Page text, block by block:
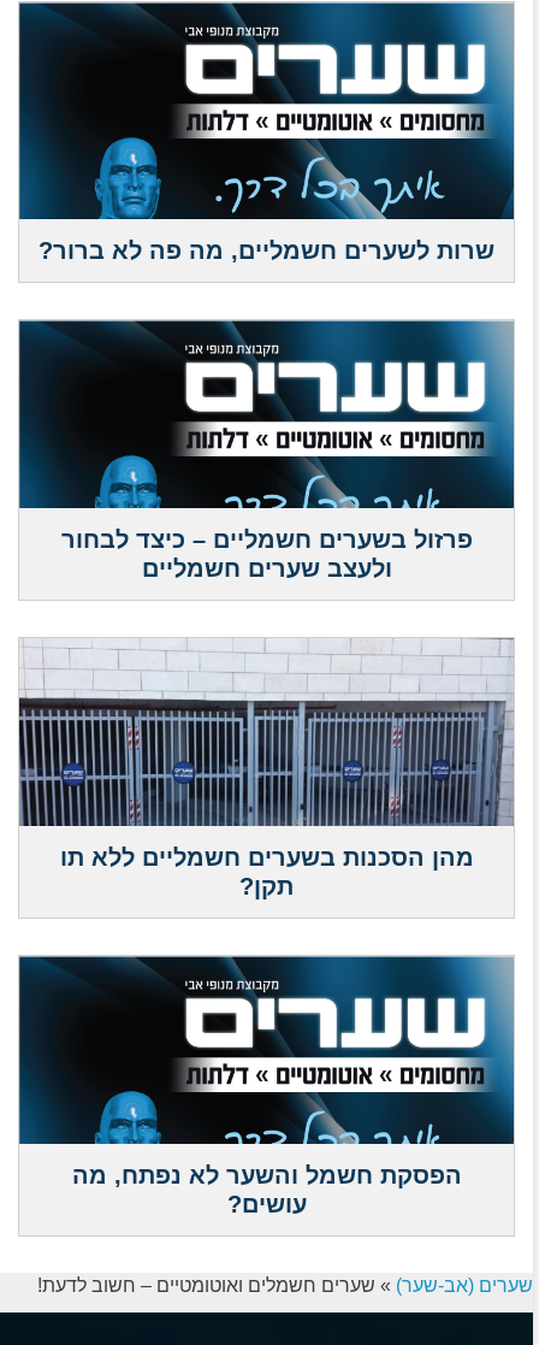
שרות לשערים חשמליים, מה פה לא ברור?
פרזול בשערים חשמליים – כיצד לבחור
ולעצב שערים חשמליים
מהן הסכנות בשערים חשמליים ללא תו
תקן?
הפסקת חשמל והשער לא נפתח, מה
עושים?
שערים (אב-שער) » שערים חשמלים ואוטומטיים – חשוב לדעת!